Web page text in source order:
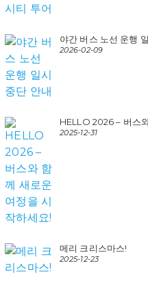
야간 버스 노선 운행
2026-02-09
HELLO 2026 – 버스
2025-12-31
메리 크리스마스!
2025-12-23